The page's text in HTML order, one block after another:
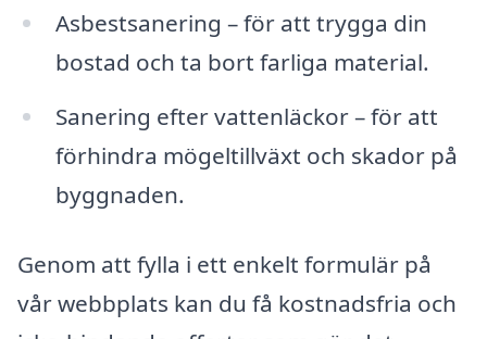
Asbestsanering – för att trygga din
bostad och ta bort farliga material.
Sanering efter vattenläckor – för att
förhindra mögeltillväxt och skador på
byggnaden.
Genom att fylla i ett enkelt formulär på
vår webbplats kan du få kostnadsfria och